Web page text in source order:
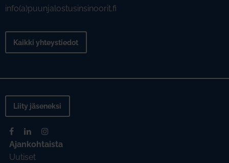
info(a)puunjalostusinsinoorit.fi
Kaikki yhteystiedot
Liity jäseneksi
Ajankohtaista
Uutiset